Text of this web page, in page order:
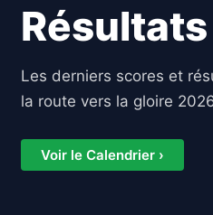
Résultats
Les derniers scores et
la route vers la gloire
Voir le Calendrier ›